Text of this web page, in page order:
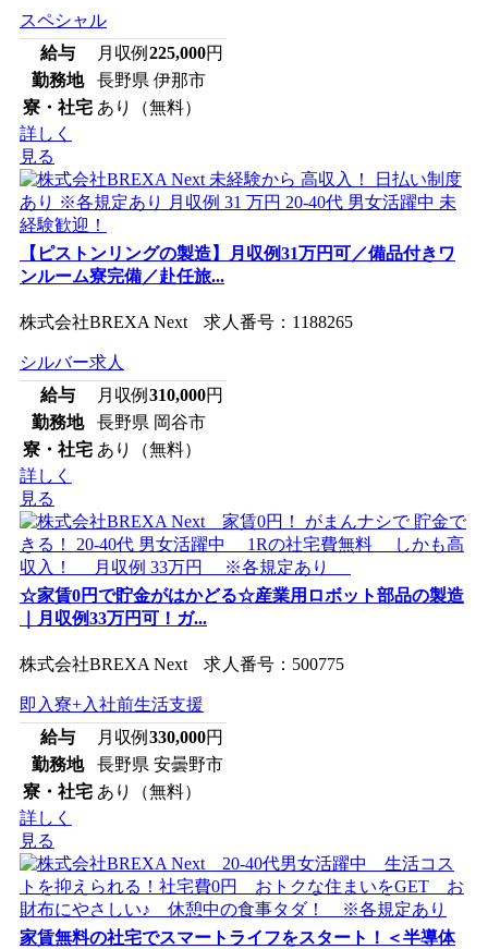
スペシャル
給与
月収例 225,000円
勤務地
長野県 伊那市
寮・社宅 あり（無料）
詳しく
見る
【ピストンリングの製造】月収例31万円可／備品付きワ
ンルーム寮完備／赴任旅...
株式会社BREXA Next 求人番号：1188265
シルバー求人
給与
月収例 310,000円
勤務地
長野県 岡谷市
寮・社宅 あり（無料）
詳しく
見る
☆家賃0円で貯金がはかどる☆産業用ロボット部品の製造
｜月収例33万円可！ガ...
株式会社BREXA Next 求人番号：500775
即入寮+入社前生活支援
給与
月収例 330,000円
勤務地
長野県 安曇野市
寮・社宅 あり（無料）
詳しく
見る
家賃無料の社宅でスマートライフをスタート！＜半導体